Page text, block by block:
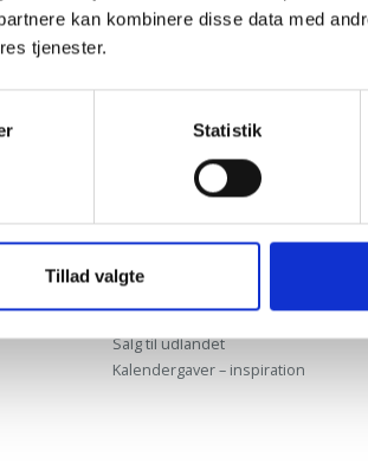
kan kombinere disse data med
tjenester.
Statistik
Tillad valgte
Om os
Ris & Ros
Dagplejer
Salg til firmaer
Salg til udlandet
Kalendergaver – inspiration